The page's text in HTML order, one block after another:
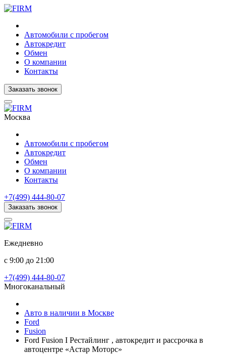
Автомобили с пробегом
Автокредит
Обмен
О компании
Контакты
Заказать звонок
Москва
Автомобили с пробегом
Автокредит
Обмен
О компании
Контакты
+7(499) 444-80-07
Заказать звонок
Ежедневно
с 9:00 до 21:00
+7(499) 444-80-07
Многоканальный
Авто в наличии в Москве
Ford
Fusion
Ford Fusion I Рестайлинг , автокредит и рассрочка в
автоцентре «Астар Моторс»